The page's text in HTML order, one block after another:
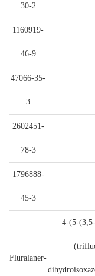
30-2
1160919-
46-9
47066-35-
3
2602451-
78-3
1796888-
45-3
Fluralaner-
4-(5-